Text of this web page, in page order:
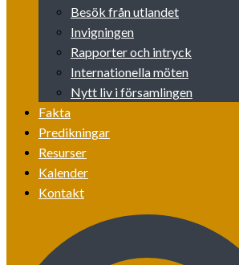
Besök från utlandet
Invigningen
Rapporter och intryck
Internationella möten
Nytt liv i församlingen
Fakta
Predikningar
Resurser
Kalender
Kontakt